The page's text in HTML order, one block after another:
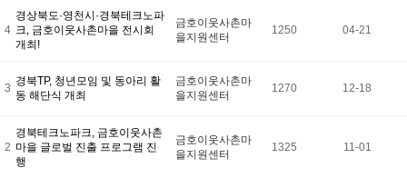
4
경상북도·영천시·경북테크노파
크, 금호이웃사촌마을 전시회
개최!
금호이웃사촌마
을지원센터
1250 04-21
3
경북TP, 청년모임 및 동아리 활
동 해단식 개최
금호이웃사촌마
을지원센터
1270 12-18
2
경북테크노파크, 금호이웃사촌
마을 글로벌 진출 프로그램 진
행
금호이웃사촌마
을지원센터
1325 11-01